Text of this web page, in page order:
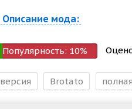
Описание мода:
Популярность: 10%
версия Brotato полная